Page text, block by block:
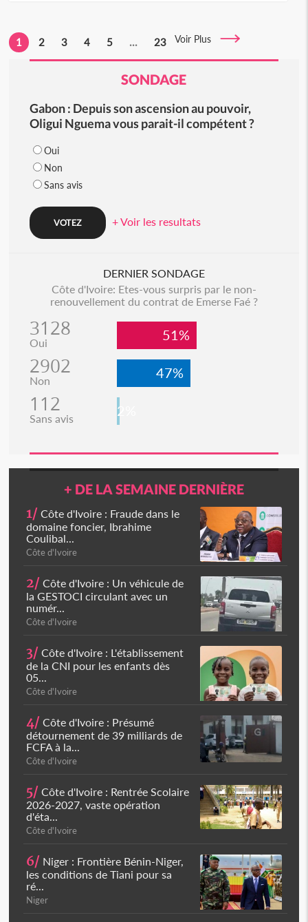
1 2 3 4 5 ... 23 Voir Plus
SONDAGE
Gabon : Depuis son ascension au pouvoir,
Oligui Nguema vous parait-il compétent ?
Oui
Non
Sans avis
+ Voir les resultats
DERNIER SONDAGE
Côte d'Ivoire: Etes-vous surpris par le non-
renouvellement du contrat de Emerse Faé ?
3128
Oui 51%
2902
Non 47%
112
Sans avis 2%
+ DE LA SEMAINE DERNIÈRE
1/ Côte d'Ivoire : Fraude dans le
domaine foncier, Ibrahime
Coulibal...
Côte d'Ivoire
2/ Côte d'Ivoire : Un véhicule de
la GESTOCI circulant avec un
numér...
Côte d'Ivoire
3/ Côte d'Ivoire : L'établissement
de la CNI pour les enfants dès
05...
Côte d'Ivoire
4/ Côte d'Ivoire : Présumé
détournement de 39 milliards de
FCFA à la...
Côte d'Ivoire
5/ Côte d'Ivoire : Rentrée Scolaire
2026-2027, vaste opération
d'éta...
Côte d'Ivoire
6/ Niger : Frontière Bénin-Niger,
les conditions de Tiani pour sa
ré...
Niger